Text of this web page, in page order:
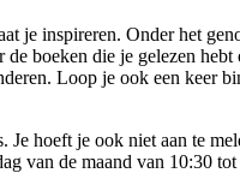
je inspireren. Onder het
de boeken die je gelezen
Loop je ook een keer
Je hoeft je ook niet aan te
van de maand van 10:30